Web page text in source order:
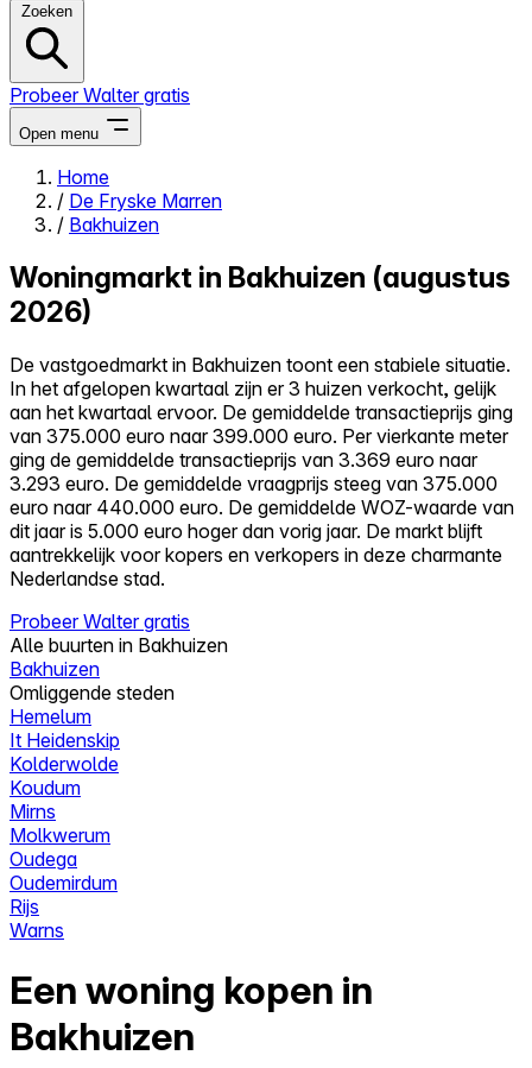
Zoeken
Probeer Walter gratis
Open menu
Close menu
Alles-in-één
Reviews
Prijzen
Log in
Probeer Walter gratis
Home
/ De Fryske Marren
/ Bakhuizen
Woningmarkt in Bakhuizen (augustus
2026)
De vastgoedmarkt in Bakhuizen toont een stabiele situatie.
In het afgelopen kwartaal zijn er 3 huizen verkocht, gelijk
aan het kwartaal ervoor. De gemiddelde transactieprijs ging
van 375.000 euro naar 399.000 euro. Per vierkante meter
ging de gemiddelde transactieprijs van 3.369 euro naar
3.293 euro. De gemiddelde vraagprijs steeg van 375.000
euro naar 440.000 euro. De gemiddelde WOZ-waarde van
dit jaar is 5.000 euro hoger dan vorig jaar. De markt blijft
aantrekkelijk voor kopers en verkopers in deze charmante
Nederlandse stad.
Probeer Walter gratis
Alle buurten in Bakhuizen
Bakhuizen
Omliggende steden
Hemelum
It Heidenskip
Kolderwolde
Koudum
Mirns
Molkwerum
Oudega
Oudemirdum
Rijs
Warns
Een woning kopen in
Bakhuizen